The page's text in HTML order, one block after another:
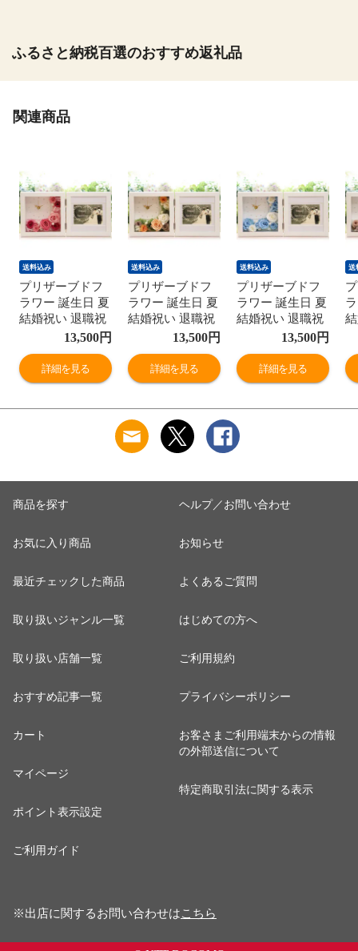
ふるさと納税百選のおすすめ返礼品
関連商品
送料込み
プリザーブドフ
ラワー 誕生日 夏
結婚祝い 退職祝
い お中元 花時計
写真立て フォト
フレーム 時計
Happy Time (ピン
13,500円
詳細を見る
送料込み
プリザーブドフ
ラワー 誕生日 夏
結婚祝い 退職祝
い お中元 花時計
写真立て フォト
フレーム 時計
Happy Time (ピー
13,500円
詳細を見る
送料込み
プリザーブドフ
ラワー 誕生日 夏
結婚祝い 退職祝
い お中元 花時計
写真立て フォト
フレーム 時計
Happy Time (ブル
13,500円
詳細を見る
送
商品を探す
お気に入り商品
最近チェックした商品
取り扱いジャンル一覧
取り扱い店舗一覧
おすすめ記事一覧
カート
マイページ
ポイント表示設定
ご利用ガイド
ヘルプ／お問い合わせ
お知らせ
よくあるご質問
はじめての方へ
ご利用規約
プライバシーポリシー
お客さまご利用端末からの情報
の外部送信について
特定商取引法に関する表示
※出店に関するお問い合わせはこちら